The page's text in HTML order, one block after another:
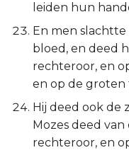
leiden hun
En men slachtte
bloed, en deed
rechteroor, en
en op de groten
Hij deed ook de
Mozes deed
rechteroor, en